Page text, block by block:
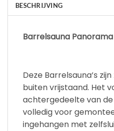
BESCHRIJVING
Barrelsauna Panorama
Deze Barrelsauna’s
buiten vrijstaand. Het
achtergedeelte van de
volledig voor
ingehangen met